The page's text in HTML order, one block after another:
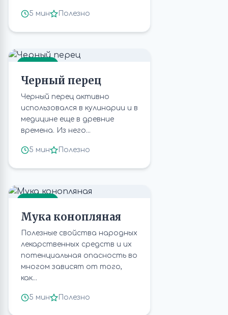
5 мин Полезно
Черный перец
Черный перец активно
использовался в кулинарии и в
медицине еще в древние
времена. Из него...
5 мин Полезно
Мука конопляная
Полезные свойства народных
лекарственных средств и их
потенциальная опасность во
многом зависят от того,
как...
5 мин Полезно